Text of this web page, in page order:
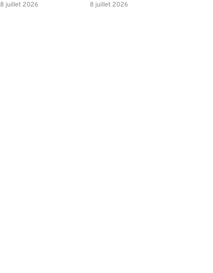
8 juillet 2026 8 juillet 2026